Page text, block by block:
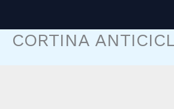
content
CORTINA